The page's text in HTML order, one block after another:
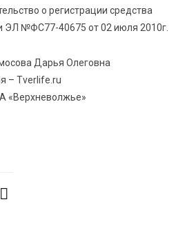
161
году
186
о регистрации средства
ЭЛ №ФС77-40675 от 02 июля 2010г.
Дарья Олеговна
– Tverlife.ru
«Верхневолжье»